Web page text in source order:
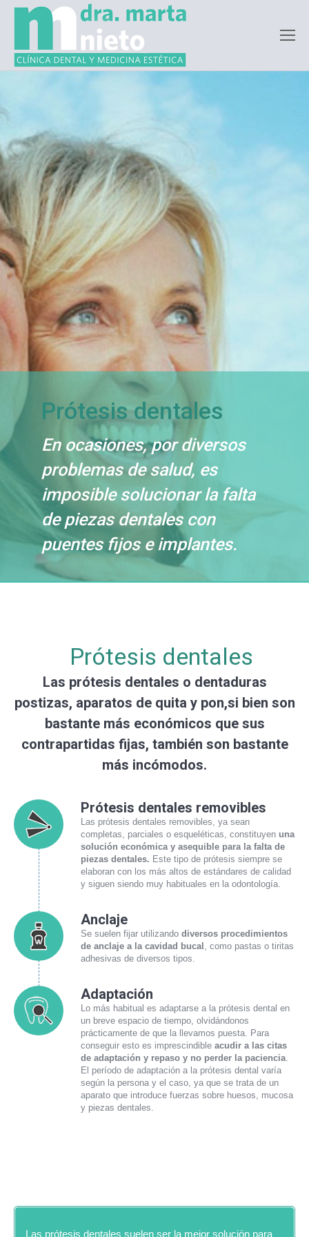
Prótesis dentales
En ocasiones, por diversos
problemas de salud, es
imposible solucionar la falta
de piezas dentales con
puentes fijos e implantes.
Prótesis dentales
Las prótesis dentales o dentaduras
postizas, aparatos de quita y pon,si bien son
bastante más económicos que sus
contrapartidas fijas, también son bastante
más incómodos.
Prótesis dentales removibles
Las prótesis dentales removibles, ya sean
completas, parciales o esqueléticas, constituyen una
solución económica y asequible para la falta de
piezas dentales. Este tipo de prótesis siempre se
elaboran con los más altos de estándares de calidad
y siguen siendo muy habituales en la odontología.
Anclaje
Se suelen fijar utilizando diversos procedimientos
de anclaje a la cavidad bucal , como pastas o tiritas
adhesivas de diversos tipos.
Adaptación
Lo más habitual es adaptarse a la prótesis dental en
un breve espacio de tiempo, olvidándonos
prácticamente de que la llevamos puesta. Para
conseguir esto es imprescindible acudir a las citas
de adaptación y repaso y no perder la paciencia.
El período de adaptación a la prótesis dental varía
según la persona y el caso, ya que se trata de un
aparato que introduce fuerzas sobre huesos, mucosa
y piezas dentales.
Las prótesis dentales suelen ser la mejor solución para